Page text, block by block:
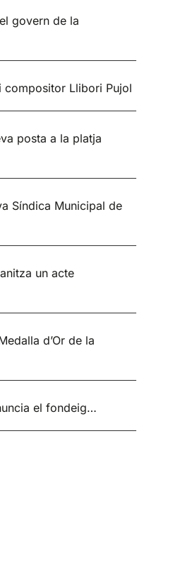
govern de la
compositor Llibori Pujol
posta a la platja
Síndica Municipal de
un acte
d’Or de la
el fondeig…